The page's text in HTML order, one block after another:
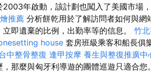
年啟動，該計劃也闖入了美國市場
推薦 分析餅乾用於了解訪問者如何與網
即遺棄的比例，出勤率等的信息。 竹
house 套房班級乘客和船長
中整骨整復 逢甲按摩 養生與整復推廣中
那麼與匈牙利導遊的團體巡遊只適合您